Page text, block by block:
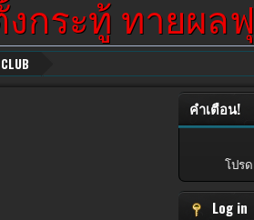
กระทู้ ทายผ
คำเตือน!
โปร
Log in